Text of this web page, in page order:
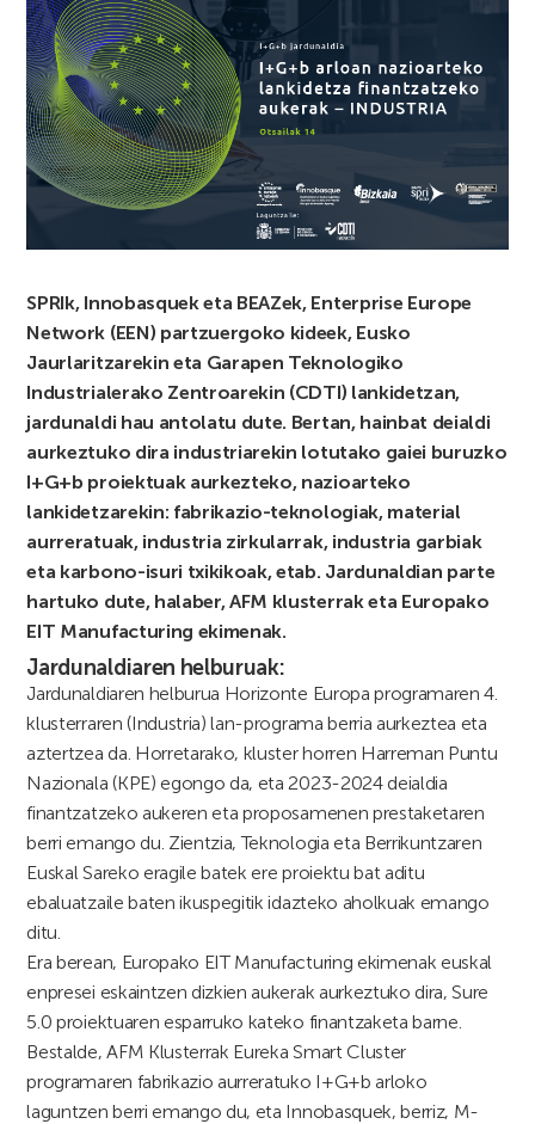
SPRIk, Innobasquek eta BEAZek, Enterprise Europe
Network (EEN) partzuergoko kideek, Eusko
Jaurlaritzarekin eta Garapen Teknologiko
Industrialerako Zentroarekin (CDTI) lankidetzan,
jardunaldi hau antolatu dute. Bertan, hainbat deialdi
aurkeztuko dira industriarekin lotutako gaiei buruzko
I+G+b proiektuak aurkezteko, nazioarteko
lankidetzarekin: fabrikazio-teknologiak, material
aurreratuak, industria zirkularrak, industria garbiak
eta karbono-isuri txikikoak, etab. Jardunaldian parte
hartuko dute, halaber, AFM klusterrak eta Europako
EIT Manufacturing ekimenak.
Jardunaldiaren helburuak:
Jardunaldiaren helburua Horizonte Europa programaren 4.
klusterraren (Industria) lan-programa berria aurkeztea eta
aztertzea da. Horretarako, kluster horren Harreman Puntu
Nazionala (KPE) egongo da, eta 2023-2024 deialdia
finantzatzeko aukeren eta proposamenen prestaketaren
berri emango du. Zientzia, Teknologia eta Berrikuntzaren
Euskal Sareko eragile batek ere proiektu bat aditu
ebaluatzaile baten ikuspegitik idazteko aholkuak emango
ditu.
Era berean, Europako EIT Manufacturing ekimenak euskal
enpresei eskaintzen dizkien aukerak aurkeztuko dira, Sure
5.0 proiektuaren esparruko kateko finantzaketa barne.
Bestalde, AFM Klusterrak Eureka Smart Cluster
programaren fabrikazio aurreratuko I+G+b arloko
laguntzen berri emango du, eta Innobasquek, berriz, M-